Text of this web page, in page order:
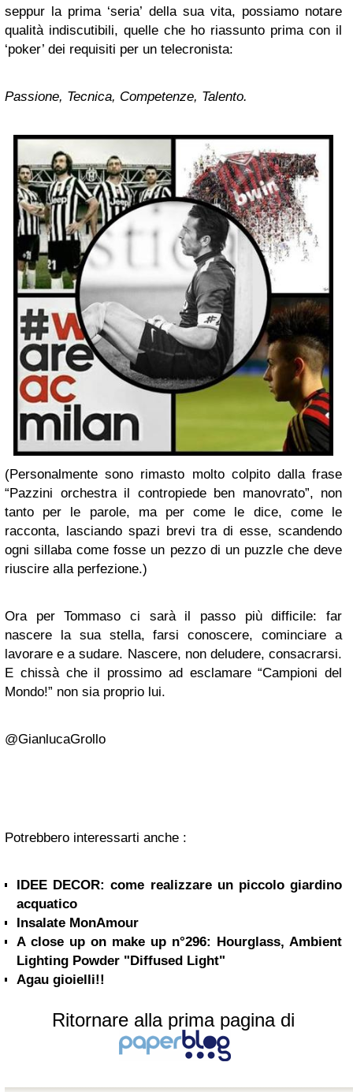
seppur la prima ‘seria’ della sua vita, possiamo notare
qualità indiscutibili, quelle che ho riassunto prima con il
‘poker’ dei requisiti per un telecronista:
Passione, Tecnica, Competenze, Talento.
(Personalmente sono rimasto molto colpito dalla frase
“Pazzini orchestra il contropiede ben manovrato”, non
tanto per le parole, ma per come le dice, come le
racconta, lasciando spazi brevi tra di esse, scandendo
ogni sillaba come fosse un pezzo di un puzzle che deve
riuscire alla perfezione.)
Ora per Tommaso ci sarà il passo più difficile: far
nascere la sua stella, farsi conoscere, cominciare a
lavorare e a sudare. Nascere, non deludere, consacrarsi.
E chissà che il prossimo ad esclamare “Campioni del
Mondo!” non sia proprio lui.
@GianlucaGrollo
Potrebbero interessarti anche :
IDEE DECOR: come realizzare un piccolo giardino
acquatico
Insalate MonAmour
A close up on make up n°296: Hourglass, Ambient
Lighting Powder "Diffused Light"
Agau gioielli!!
Ritornare alla prima pagina di